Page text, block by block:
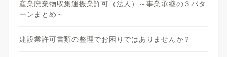
産業廃棄物収集運搬業許可（法人）～事業承継の３パタ
ーンまとめ～
建設業許可書類の整理でお困りではありませんか？